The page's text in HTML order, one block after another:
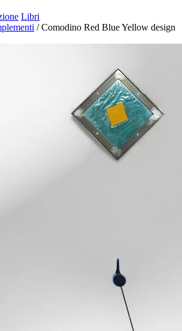
Libri
/ Comodino Red Blue Yellow design